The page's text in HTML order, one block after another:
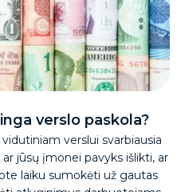
verslo paskola?
verslui svarbiausia
jūsų įmonei pavyks išlikti, ar
laiku sumokėti už gautas